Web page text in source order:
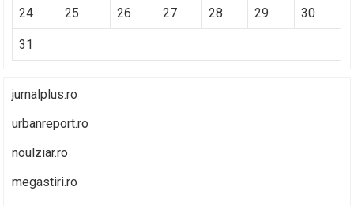
24 25 26 27 28 29 30
31
jurnalplus.ro
urbanreport.ro
noulziar.ro
megastiri.ro